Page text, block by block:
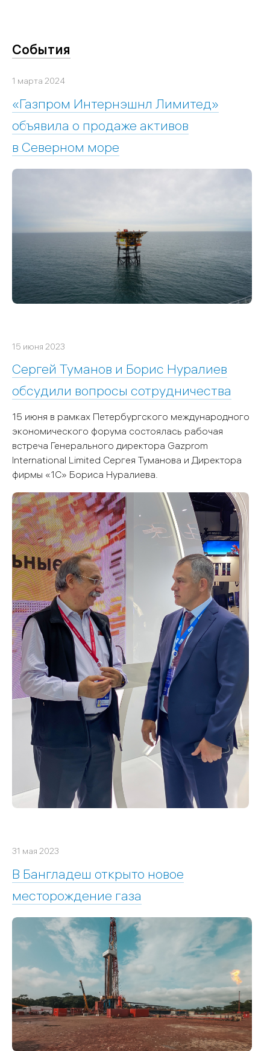
События
1 марта 2024
«Газпром Интернэшнл Лимитед»
объявила о продаже активов
в Северном море
15 июня 2023
Сергей Туманов и Борис Нуралиев
обсудили вопросы сотрудничества
15 июня в рамках Петербургского международного
экономического форума состоялась рабочая
встреча Генерального директора Gazprom
International Limited Сергея Туманова и Директора
фирмы «1С» Бориса Нуралиева.
31 мая 2023
В Бангладеш открыто новое
месторождение газа